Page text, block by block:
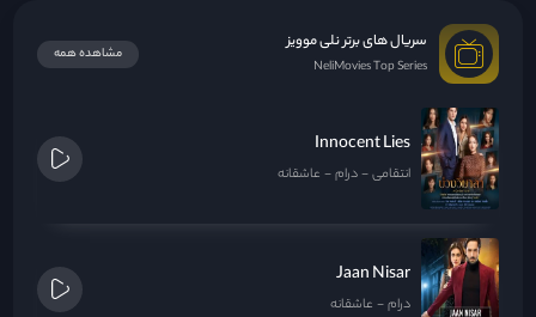
سریال های برتر نلی موویز
NeliMovies Top Series
مشاهده همه
Innocent Lies
انتقامی درام عاشقانه
Jaan Nisar
درام عاشقانه